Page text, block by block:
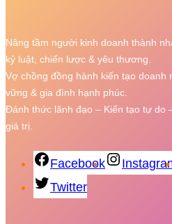
Nâng tầm người kinh doanh thành
kỷ luật, chiến lược & yêu thương.
Vợ chồng đồng hành kiến tạo doanh
vững & gia đình hạnh phúc.
Đánh thức lãnh đạo – Kiến tạo tự do
giá trị.
Facebook
Twitter